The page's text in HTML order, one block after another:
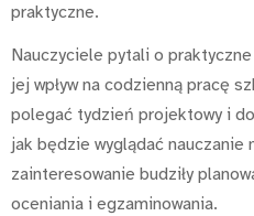
praktyczne.
Nauczyciele pytali o
jej wpływ na codzienną pracę
polegać tydzień projektowy i
jak będzie wyglądać nauczanie
zainteresowanie budziły
oceniania i egzaminowania.